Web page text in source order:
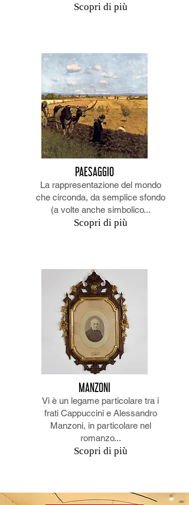
Scopri di più
PAESAGGIO
La rappresentazione del mondo
che circonda, da semplice sfondo
(a volte anche simbolico...
Scopri di più
MANZONI
Vi è un legame particolare tra i
frati Cappuccini e Alessandro
Manzoni, in particolare nel
romanzo...
Scopri di più